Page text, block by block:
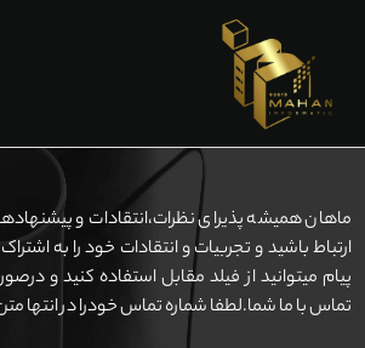
ماهان همیشه پذیرای نظرات،انتقادات و
ارتباط باشید و تجربیات و انتقادات خود را به
پیام میتوانید از فیلد مقابل استفاده کنید و
تماس با ما شما.لطفا شماره تماس خودرا در انتها